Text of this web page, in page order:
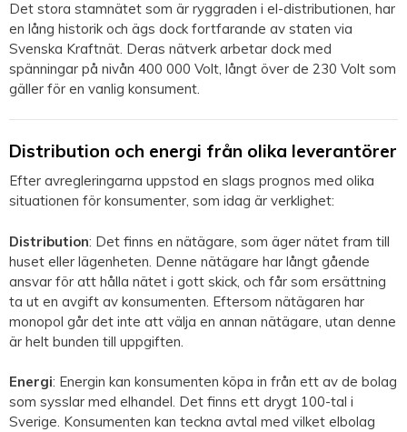
Det stora stamnätet som är ryggraden i el-distributionen, har
en lång historik och ägs dock fortfarande av staten via
Svenska Kraftnät. Deras nätverk arbetar dock med
spänningar på nivån 400 000 Volt, långt över de 230 Volt som
gäller för en vanlig konsument.
Distribution och energi från olika leverantörer
Efter avregleringarna uppstod en slags prognos med olika
situationen för konsumenter, som idag är verklighet:
Distribution: Det finns en nätägare, som äger nätet fram till
huset eller lägenheten. Denne nätägare har långt gående
ansvar för att hålla nätet i gott skick, och får som ersättning
ta ut en avgift av konsumenten. Eftersom nätägaren har
monopol går det inte att välja en annan nätägare, utan denne
är helt bunden till uppgiften.
Energi: Energin kan konsumenten köpa in från ett av de bolag
som sysslar med elhandel. Det finns ett drygt 100-tal i
Sverige. Konsumenten kan teckna avtal med vilket elbolag